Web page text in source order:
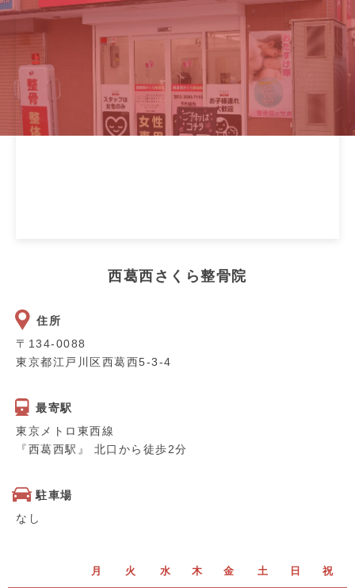
西葛西さくら整骨院
住所
〒134-0088
東京都江戸川区西葛西5-3-4
最寄駅
東京メトロ東西線
『西葛西駅』 北口から徒歩2分
駐車場
なし
月 火 水 木 金 土 日 祝